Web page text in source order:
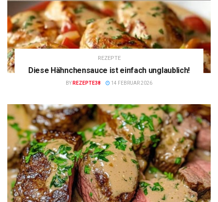
REZEPTE
Diese Hähnchensauce ist einfach unglaublich!
BY REZEPTE38 14 FEBRUAR 2026